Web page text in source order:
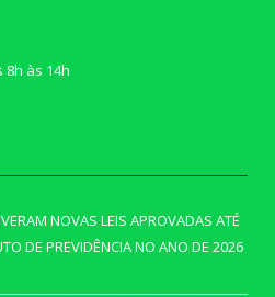
às 14h
NOVAS LEIS APROVADAS ATÉ
DE PREVIDÊNCIA NO ANO DE 2026